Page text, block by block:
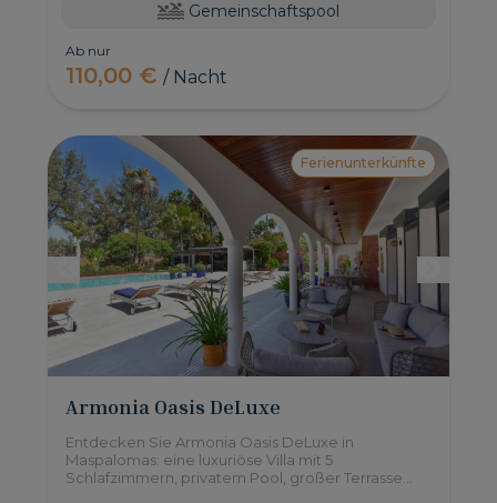
Gemeinschaftspool
Ab nur
110,00 €/ Nacht
Ferienunterkünfte
Armonia Oasis DeLuxe
Entdecken Sie Armonia Oasis DeLuxe in
Maspalomas: eine luxuriöse Villa mit 5
Schlafzimmern, privatem Pool, großer Terrasse